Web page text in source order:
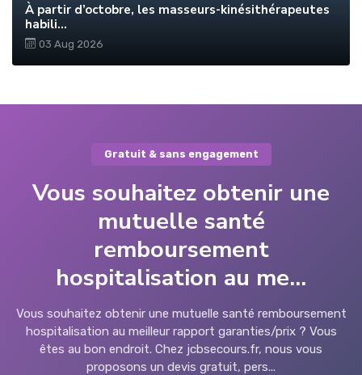
À partir d’octobre, les masseurs-kinésithérapeutes
habili...
03 Aug 2026
Gratuit & sans engagement
Vous souhaitez obtenir une
mutuelle santé
remboursement
hospitalisation au me...
Vous souhaitez obtenir une mutuelle santé remboursement
hospitalisation au meilleur rapport garanties/prix ? Vous
êtes au bon endroit. Chez jcbsecours.fr, nous vous
proposons un devis gratuit, pers...